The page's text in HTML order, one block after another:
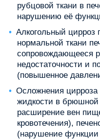
рубцовой ткани в
нарушению её
Алкогольный цирроз
нормальной ткани
сопровождающееся
недостаточности и
(повышенное
Осложнения цирроза
жидкости в брюшной
расширение вен
кровотечения),
(нарушение функции